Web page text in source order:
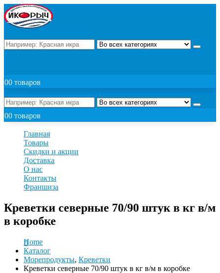
00 товаров
00 товаров
Главная
Товары
Скидки и акции
Доставка
О нас
Контакты
Франшиза
Креветки северные 70/90 штук в кг в/м
в коробке
Home
Каталог
Морепродукты, Креветки
Креветки северные 70/90 штук в кг в/м в коробке